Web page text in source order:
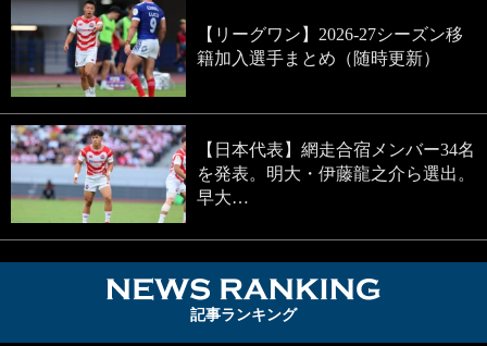
【リーグワン】2026-27シーズン移
籍加入選手まとめ（随時更新）
【日本代表】網走合宿メンバー34名
を発表。明大・伊藤龍之介ら選出。
早大…
記事ランキング